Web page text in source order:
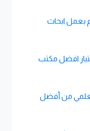
بعمل ابحاث
افضل مكتب
العلمي من أفضل